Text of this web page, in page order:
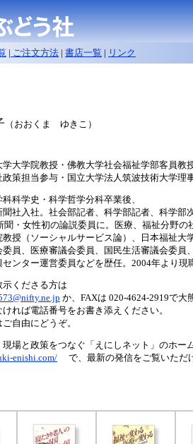
| ご注文方法 | 書店一覧 | リンク
（おおくま ゆきこ）
学大学院教授・佛教大学社会福祉学部客員教
策担当参与・国立大学法人筑波技術大学理
科学史・科学哲学分科卒業後、
聞社入社。社会部記者、科学部記者、科学部
聞・女性初の論説委員に。医療、福祉分野の
教授（ソーシャルサービス論）、日本福祉大
員、医療審議会委員、国民生活審議会委員
センター運営委員などを歴任。2004年より現
示くださる方は
か、FAXは 020-4624-2919で大
れば電話番号をお書き添えください。
自由にどうぞ。
場と政策をつなぐ「えにしネット」のホー
enishi.com/ で、最新の発信をご覧いただ